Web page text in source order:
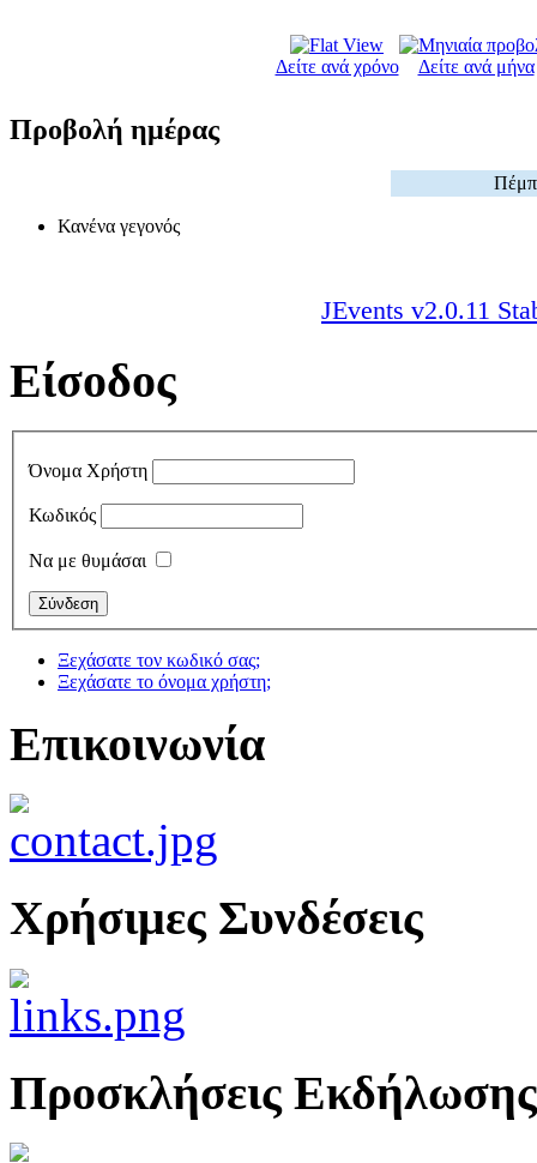
Δείτε ανά χρόνο Δείτε ανά μήνα
Προβολή ημέρας
Κανένα γεγονός
JEvents v2.0.11
Είσοδος
Όνομα Χρήστη
Κωδικός
Να με θυμάσαι
Ξεχάσατε τον κωδικό σας;
Ξεχάσατε το όνομα χρήστη;
Επικοινωνία
Χρήσιμες Συνδέσεις
Προσκλήσεις